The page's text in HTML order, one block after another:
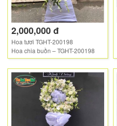
2,000,000 đ
Hoa tươi TGHT-200198
Hoa chia buồn – TGHT-200198